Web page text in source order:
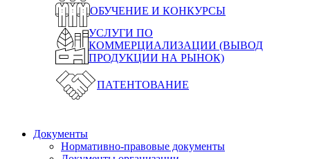
ОБУЧЕНИЕ И КОНКУРСЫ
УСЛУГИ ПО
КОММЕРЦИАЛИЗАЦИИ (ВЫВОД
ПРОДУКЦИИ НА РЫНОК)
ПАТЕНТОВАНИЕ
Документы
Нормативно-правовые документы